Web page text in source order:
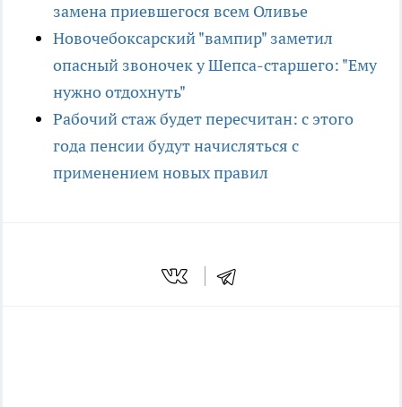
замена приевшегося всем Оливье
Новочебоксарский "вампир" заметил
опасный звоночек у Шепса-старшего: "Ему
нужно отдохнуть"
Рабочий стаж будет пересчитан: с этого
года пенсии будут начисляться с
применением новых правил